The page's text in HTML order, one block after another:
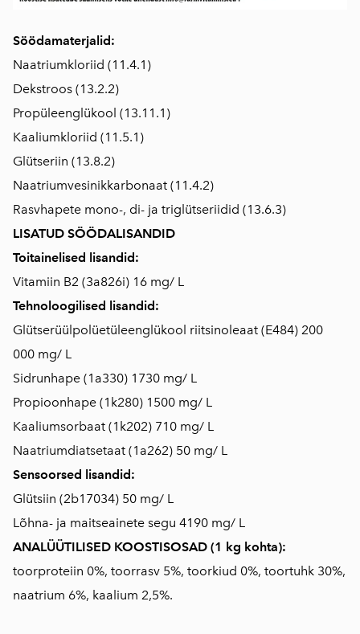
Söödamaterjalid:
Naatriumkloriid (11.4.1)
Dekstroos (13.2.2)
Propüleenglükool (13.11.1)
Kaaliumkloriid (11.5.1)
Glütseriin (13.8.2)
Naatriumvesinikkarbonaat (11.4.2)
Rasvhapete mono-, di- ja triglütseriidid (13.6.3)
LISATUD SÖÖDALISANDID
Toitainelised lisandid:
Vitamiin B2 (3a826i) 16 mg/ L
Tehnoloogilised lisandid:
Glütserüülpolüetüleenglükool riitsinoleaat (E484) 200
000 mg/ L
Sidrunhape (1a330) 1730 mg/ L
Propioonhape (1k280) 1500 mg/ L
Kaaliumsorbaat (1k202) 710 mg/ L
Naatriumdiatsetaat (1a262) 50 mg/ L
Sensoorsed lisandid:
Glütsiin (2b17034) 50 mg/ L
Lõhna- ja maitseainete segu 4190 mg/ L
ANALÜÜTILISED KOOSTISOSAD (1 kg kohta):
toorproteiin 0%, toorrasv 5%, toorkiud 0%, toortuhk 30%,
naatrium 6%, kaalium 2,5%.